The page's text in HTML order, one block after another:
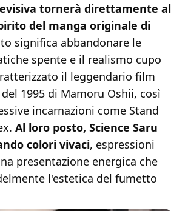
tornerà direttamente al
del manga originale di
significa abbandonare le
spente e il realismo cupo
il leggendario film
1995 di Mamoru Oshii, così
incarnazioni come Stand
Al loro posto, Science Saru
colori vivaci, espressioni
presentazione energica che
l'estetica del fumetto